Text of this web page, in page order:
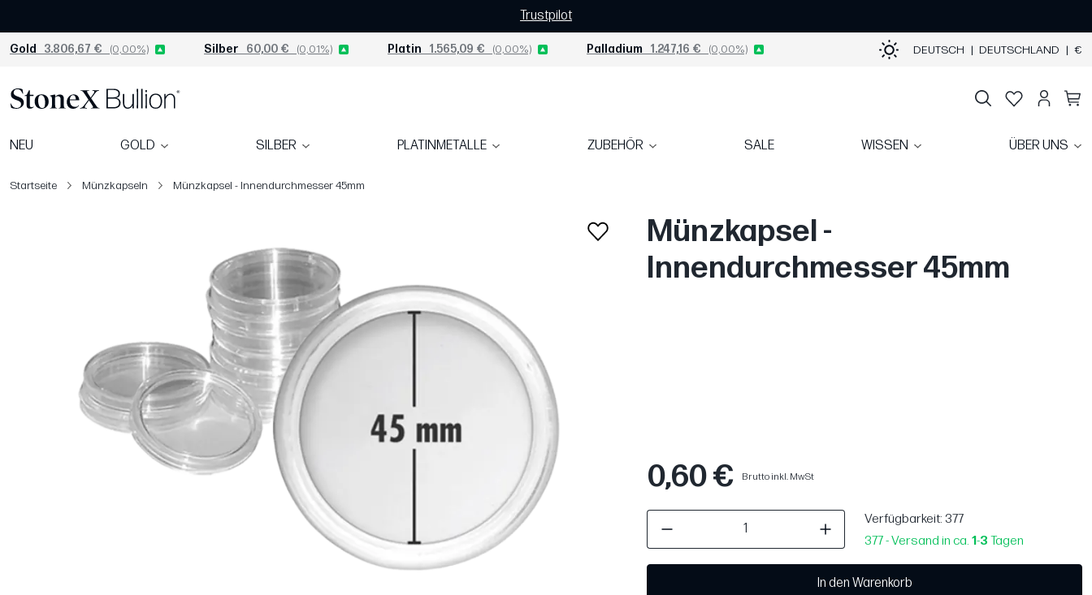
Trustpilot
Gold 3.806,67 € (0,00%) Silber 60,00 € (0,01%) Platin 1.565,09 € (0,00%) Palladium 1.247,16 € (0,00%) DEUTSCH | DEUTSCHLAND | €
NEU GOLD SILBER PLATINMETALLE ZUBEHÖR SALE WISSEN ÜBER UNS
Startseite Münzkapseln Münzkapsel - Innendurchmesser 45mm
Münzkapsel -
Innendurchmesser 45mm
0,60 € Brutto inkl. MwSt
Verfügbarkeit: 377
377 - Versand in ca. 1-3 Tagen
In den Warenkorb